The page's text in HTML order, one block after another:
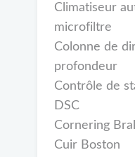
Climatiseur
microfiltre
Colonne de
profondeur
Contrôle de
DSC
Cornering
Cuir Boston